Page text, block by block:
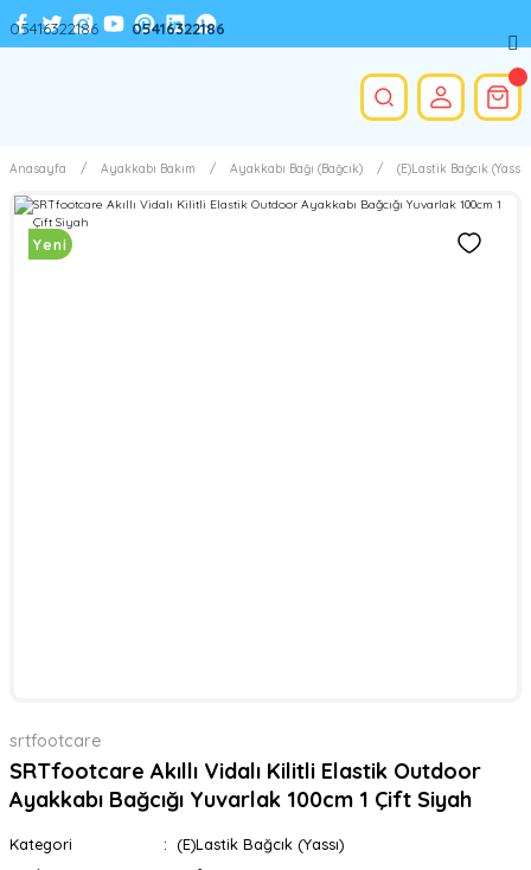
Anasayfa Ayakkabı Bakım Ayakkabı Bağı (Bağcık) (E)Lastik Bağcık (Yassı)
Yeni
srtfootcare
SRTfootcare Akıllı Vidalı Kilitli Elastik Outdoor
Ayakkabı Bağcığı Yuvarlak 100cm 1 Çift Siyah
Kategori
(E)Lastik Bağcık (Yassı)
05416322186 05416322186